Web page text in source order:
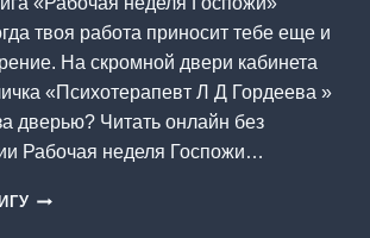
твоя работа приносит тебе еще и
На скромной двери кабинета
«Психотерапевт Л Д Гордеева »
дверью? Читать онлайн без
Рабочая неделя Госпожи…
РАБОЧАЯ